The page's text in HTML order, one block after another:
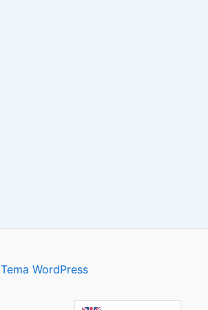
Tema WordPress